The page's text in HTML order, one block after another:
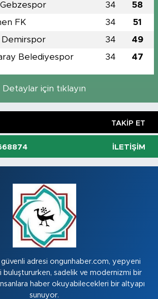
34 58
FK 34 51
Demirspor 34 49
Belediyespor 34 47
Detaylar için tıklayın
TAKIP ET
İLETIŞIM
adresi ongunhaber.com, yepyeni
buluştururken, sadelik ve modernizmi bir
haber okuyabilecekleri bir altyapı
sunuyor.